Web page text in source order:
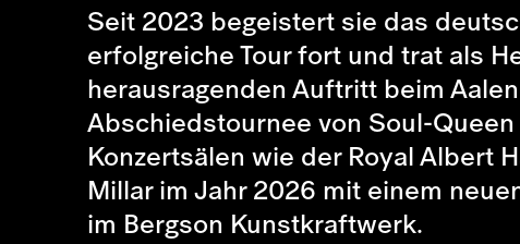
Seit 2023 begeistert sie das
erfolgreiche Tour fort und trat als
herausragenden Auftritt beim
Abschiedstournee von Soul-
Konzertsälen wie der Royal Albert
Millar im Jahr 2026 mit einem
im Bergson Kunstkraftwerk.